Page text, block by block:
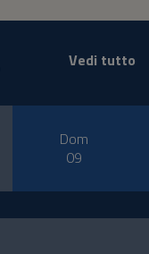
Vedi tutto
Dom
09